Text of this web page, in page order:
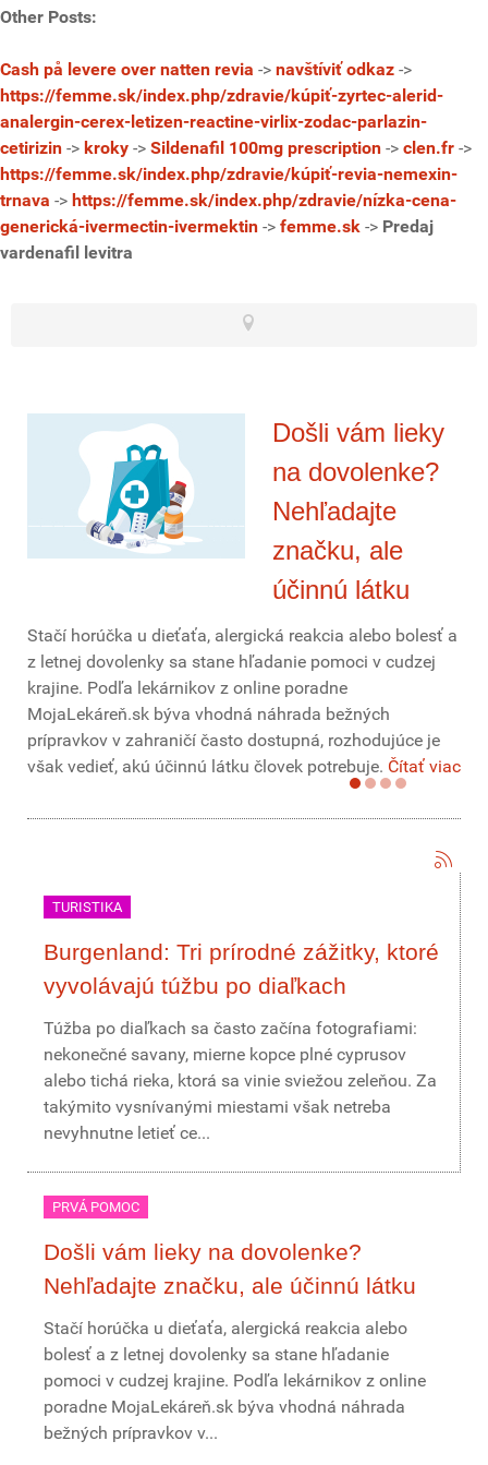
Other Posts:
Cash på levere over natten revia -> navštíviť odkaz ->
https://femme.sk/index.php/zdravie/kúpiť-zyrtec-alerid-
analergin-cerex-letizen-reactine-virlix-zodac-parlazin-
cetirizin -> kroky -> Sildenafil 100mg prescription -> clen.fr ->
https://femme.sk/index.php/zdravie/kúpiť-revia-nemexin-
trnava -> https://femme.sk/index.php/zdravie/nízka-cena-
generická-ivermectin-ivermektin -> femme.sk -> Predaj
vardenafil levitra
Došli vám lieky
na dovolenke?
Nehľadajte
značku, ale
účinnú látku
Stačí horúčka u dieťaťa, alergická reakcia alebo bolesť a
z letnej dovolenky sa stane hľadanie pomoci v cudzej
krajine. Podľa lekárnikov z online poradne
MojaLekáreň.sk býva vhodná náhrada bežných
prípravkov v zahraničí často dostupná, rozhodujúce je
však vedieť, akú účinnú látku človek potrebuje. Čítať viac
TURISTIKA
Burgenland: Tri prírodné zážitky, ktoré
vyvolávajú túžbu po diaľkach
Túžba po diaľkach sa často začína fotografiami:
nekonečné savany, mierne kopce plné cyprusov
alebo tichá rieka, ktorá sa vinie sviežou zeleňou. Za
takýmito vysnívanými miestami však netreba
nevyhnutne letieť ce...
PRVÁ POMOC
Došli vám lieky na dovolenke?
Nehľadajte značku, ale účinnú látku
Stačí horúčka u dieťaťa, alergická reakcia alebo
bolesť a z letnej dovolenky sa stane hľadanie
pomoci v cudzej krajine. Podľa lekárnikov z online
poradne MojaLekáreň.sk býva vhodná náhrada
bežných prípravkov v...